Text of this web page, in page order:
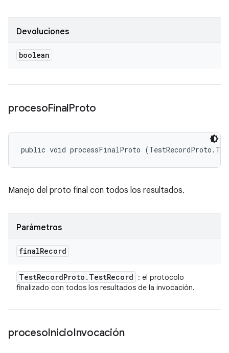
Devoluciones
boolean
procesoFinalProto
public void processFinalProto
Manejo del proto final con todos los resultados.
Parámetros
finalRecord
TestRecordProto . TestRecord
: el protocolo
finalizado con todos los resultados de la invocación.
procesoInicioInvocación